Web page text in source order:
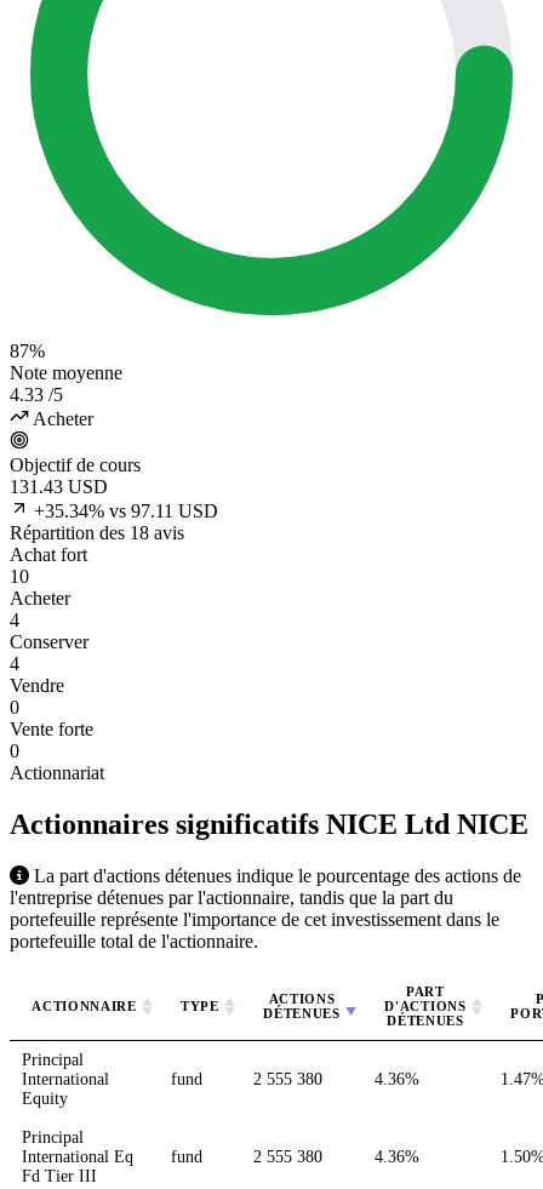
87%
Note moyenne
4.33 /5
Acheter
Objectif de cours
131.43 USD
+35.34% vs 97.11 USD
Répartition des 18 avis
Achat fort
10
Acheter
4
Conserver
4
Vendre
0
Vente forte
0
Actionnariat
Actionnaires significatifs NICE Ltd NICE
La part d'actions détenues indique le pourcentage des actions de
l'entreprise détenues par l'actionnaire, tandis que la part du
portefeuille représente l'importance de cet investissement dans le
portefeuille total de l'actionnaire.
ACTIONNAIRE TYPE
ACTIONS
DÉTENUES
PART
D'ACTIONS
DÉTENUES
Principal
International
Equity
fund 2 555 380 4.36%
Principal
International Eq
Fd Tier III
fund 2 555 380 4.36%